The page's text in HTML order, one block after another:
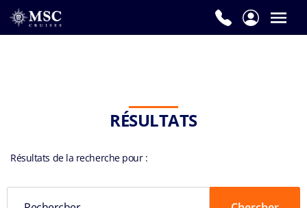
RÉSULTATS
Résultats de la recherche pour :